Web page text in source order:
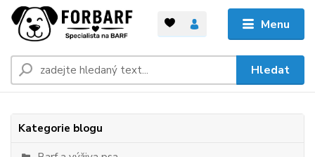
Menu
Hledat
Kategorie blogu